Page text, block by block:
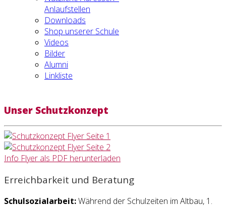
Anlaufstellen
Downloads
Shop unserer Schule
Videos
Bilder
Alumni
Linkliste
Unser Schutzkonzept
Info Flyer als PDF herunterladen
Erreichbarkeit und Beratung
Schulsozialarbeit:Während der Schulzeiten im Altbau, 1.